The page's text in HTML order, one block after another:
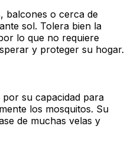
balcones o cerca de
sol. Tolera bien la
lo que no requiere
y proteger su hogar.
su capacidad para
los mosquitos. Su
de muchas velas y